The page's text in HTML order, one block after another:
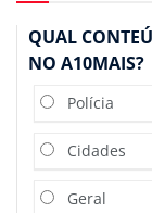
QUAL
NO A10MAIS?
Polícia
Cidades
Geral